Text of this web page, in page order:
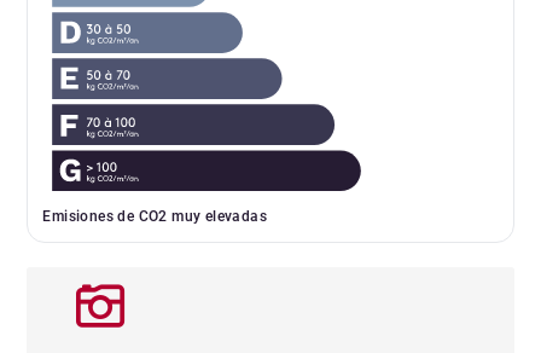
Emisiones de CO2 muy elevadas